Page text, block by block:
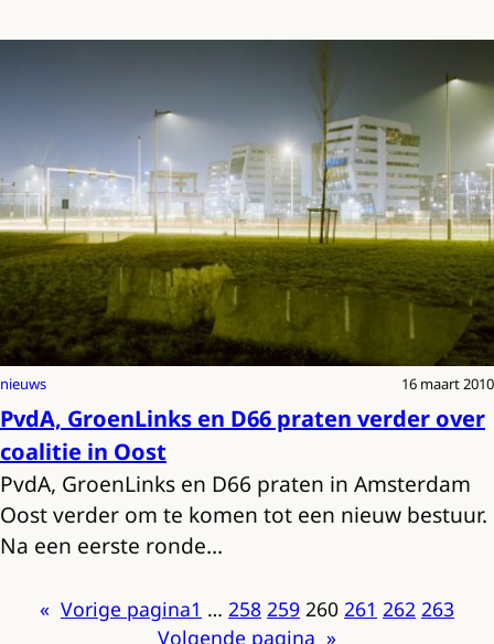
nieuws 16 maart 2010
PvdA, GroenLinks en D66 praten verder over
coalitie in Oost
PvdA, GroenLinks en D66 praten in Amsterdam
Oost verder om te komen tot een nieuw bestuur.
Na een eerste ronde…
« Vorige pagina1 … 258 259 260 261 262 263
Volgende pagina »